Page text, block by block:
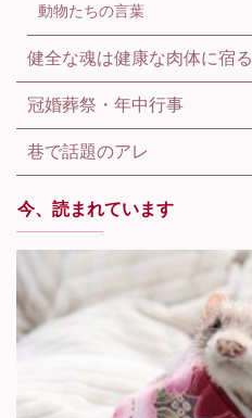
動物たちの言葉
健全な魂は健康な肉体に宿る
冠婚葬祭・年中行事
巷で話題のアレ
今、読まれています